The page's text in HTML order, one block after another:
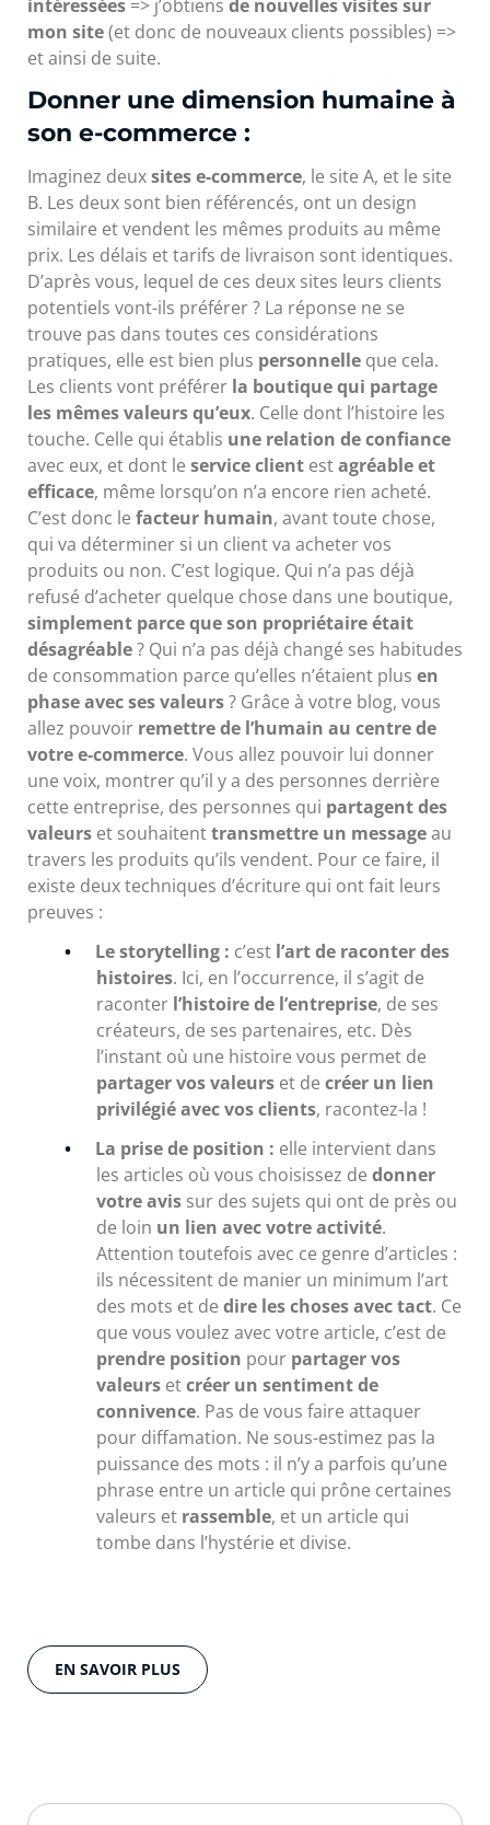
intéressées => j’obtiens de nouvelles visites sur
mon site(et donc de nouveaux clients possibles) =>
et ainsi de suite.
Donner une dimension humaine à
son e-commerce :
Imaginez deuxsites e-commerce, le site A, et le site
B. Les deux sont bien référencés, ont un design
similaire et vendent les mêmes produits au même
prix. Les délais et tarifs de livraison sont identiques.
D’après vous, lequel de ces deux sites leurs clients
potentiels vont-ils préférer ? La réponse ne se
trouve pas dans toutes ces considérations
pratiques, elle est bien plus personnelle que cela.
Les clients vont préférer la boutique qui partage
les mêmes valeurs qu’eux. Celle dont l’histoire les
touche. Celle qui établis une relation de confiance
avec eux, et dont le service client estagréable et
efficace, même lorsqu’on n’a encore rien acheté.
C’est donc le facteur humain, avant toute chose,
qui va déterminer si un client va acheter vos
produits ou non. C’est logique. Qui n’a pas déjà
refusé d’acheter quelque chose dans une boutique,
simplement parce que son propriétaire était
désagréable? Qui n’a pas déjà changé ses habitudes
de consommation parce qu’elles n’étaient plus en
phase avec ses valeurs? Grâce à votre blog, vous
allez pouvoir remettre de l’humain au centre de
votre e-commerce. Vous allez pouvoir lui donner
une voix, montrer qu’il y a des personnes derrière
cette entreprise, des personnes qui partagent des
valeurs et souhaitenttransmettre un messageau
travers les produits qu’ils vendent. Pour ce faire, il
existe deux techniques d’écriture qui ont fait leurs
preuves :
Le storytelling : c’est l’art de raconter des
histoires. Ici, en l’occurrence, il s’agit de
raconter l’histoire de l’entreprise, de ses
créateurs, de ses partenaires, etc. Dès
l’instant où une histoire vous permet de
partager vos valeurs et de créer un lien
privilégié avec vos clients, racontez-la !
La prise de position : elle intervient dans
les articles où vous choisissez de donner
votre avis sur des sujets qui ont de près ou
de loin un lien avec votre activité.
Attention toutefois avec ce genre d’articles :
ils nécessitent de manier un minimum l’art
des mots et de dire les choses avec tact. Ce
que vous voulez avec votre article, c’est de
prendre position pour partager vos
valeurs etcréer un sentiment de
connivence. Pas de vous faire attaquer
pour diffamation. Ne sous-estimez pas la
puissance des mots : il n’y a parfois qu’une
phrase entre un article qui prône certaines
valeurs et rassemble, et un article qui
tombe dans l’hystérie et divise.
EN SAVOIR PLUS